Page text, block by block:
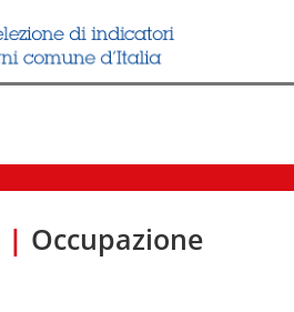
| Occupazione